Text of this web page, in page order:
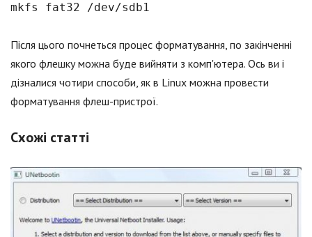
mkfs fat32 /dev/sdb1
Після цього почнеться процес форматування, по закінченні
якого флешку можна буде вийняти з комп'ютера. Ось ви і
дізналися чотири способи, як в Linux можна провести
форматування флеш-пристрої.
Схожі статті